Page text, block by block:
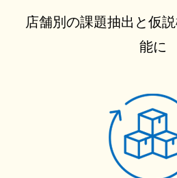
店舗別の課題抽出と仮
能に